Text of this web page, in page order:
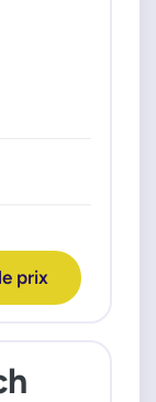
prix